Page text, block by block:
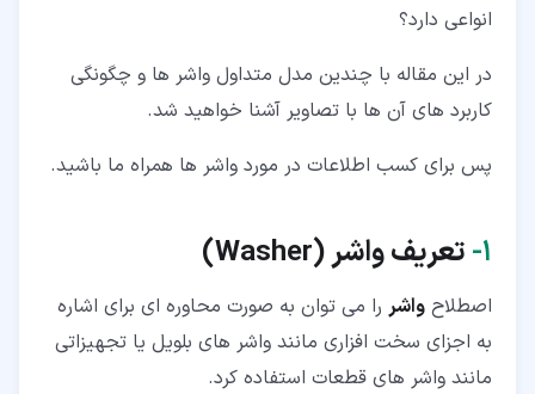
های تخت)
۳‏-‏۴‏- واشر C شکل (C-washer)
۴‏-‏۱‏- واشر بلویل یا مخروطی (Belleville Washer)
انواعی دارد؟
در این مقاله با چندین مدل متداول واشر ها و چگونگی
کاربرد های آن ها با تصاویر آشنا خواهید شد.
پس برای کسب اطلاعات در مورد واشر ها همراه ما باشید.
۱‏- تعریف واشر (Washer
)
اصطلاح واشر را می توان به صورت محاوره ای برای اشاره
به اجزای سخت افزاری مانند واشر های بلویل یا تجهیزاتی
مانند واشر های قطعات استفاده کرد.